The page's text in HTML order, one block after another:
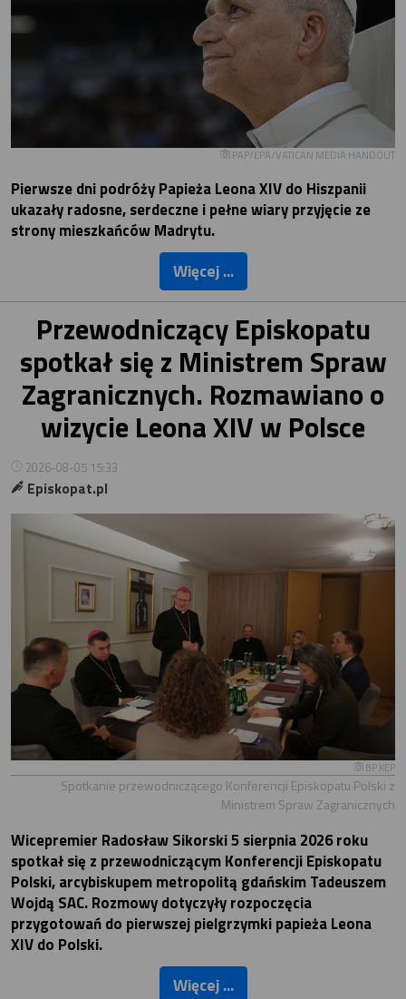
PAP/EPA/VATICAN MEDIA HANDOUT
Pierwsze dni podróży Papieża Leona XIV do Hiszpanii
ukazały radosne, serdeczne i pełne wiary przyjęcie ze
strony mieszkańców Madrytu.
Więcej ...
Przewodniczący Episkopatu
spotkał się z Ministrem Spraw
Zagranicznych. Rozmawiano o
wizycie Leona XIV w Polsce
2026-08-05 15:33
Episkopat.pl
BP KEP
Spotkanie przewodniczącego Konferencji Episkopatu Polski z
Ministrem Spraw Zagranicznych
Wicepremier Radosław Sikorski 5 sierpnia 2026 roku
spotkał się z przewodniczącym Konferencji Episkopatu
Polski, arcybiskupem metropolitą gdańskim Tadeuszem
Wojdą SAC. Rozmowy dotyczyły rozpoczęcia
przygotowań do pierwszej pielgrzymki papieża Leona
XIV do Polski.
Więcej ...